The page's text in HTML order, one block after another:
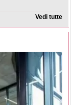
Vedi tutte